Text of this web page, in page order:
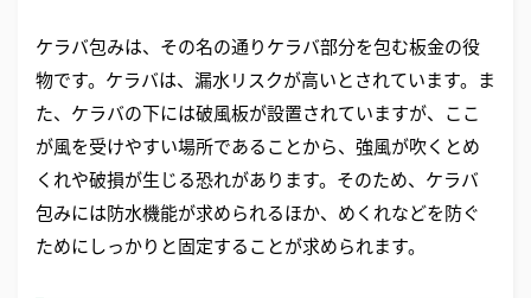
ケラバ包みは、その名の通りケラバ部分を包む板金の役
物です。ケラバは、漏水リスクが高いとされています。ま
た、ケラバの下には破風板が設置されていますが、ここ
が風を受けやすい場所であることから、強風が吹くとめ
くれや破損が生じる恐れがあります。そのため、ケラバ
包みには防水機能が求められるほか、めくれなどを防ぐ
ためにしっかりと固定することが求められます。